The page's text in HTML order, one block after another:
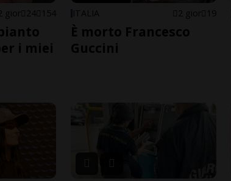
gior 24 154
i miei
ITALIA 2 gior 19
È morto Francesco
Guccini